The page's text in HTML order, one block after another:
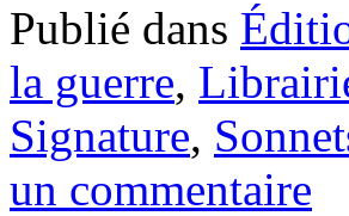
Publié dans
la guerre,
Signature,
un commentaire